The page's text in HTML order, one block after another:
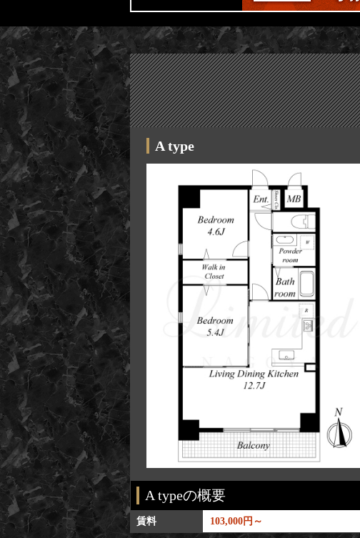
1/8
/ 53㎡
A type
A typeの概要
賃料 103,000円～